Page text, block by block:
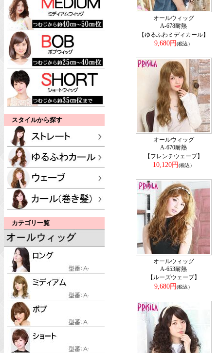
スタイルから探す
カテゴリ一覧
オールウィッグ
A-678耐熱
【ゆるふわミディカール】
9,680円(税込）
オールウィッグ
A-670耐熱
【フレンチウェーブ】
10,120円(税込）
オールウィッグ
A-653耐熱
【ルーズウェーブ】
9,680円(税込）